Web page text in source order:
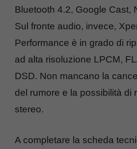
Bluetooth 4.2, Google Cast,
Sul fronte audio, invece,
Performance è in grado di
ad alta risoluzione LPCM,
DSD. Non mancano la
del rumore e la possibilità di
stereo.
A completare la scheda